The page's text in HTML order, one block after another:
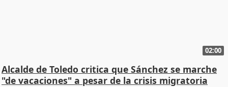
02:00
Alcalde de Toledo critica que Sánchez se marche
"de vacaciones" a pesar de la crisis migratoria